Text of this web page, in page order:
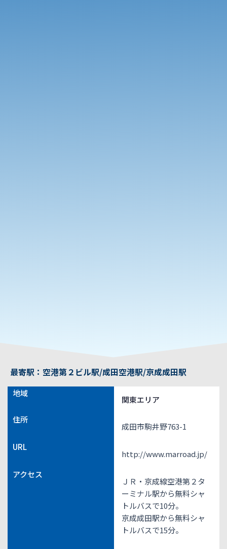
最寄駅：空港第２ビル駅/成田空港駅/京成成田駅
地域
関東エリア
住所
成田市駒井野763-1
URL
http://www.marroad.jp/
アクセス
ＪＲ・京成線空港第２タ
ーミナル駅から無料シャ
トルバスで10分。
京成成田駅から無料シャ
トルバスで15分。